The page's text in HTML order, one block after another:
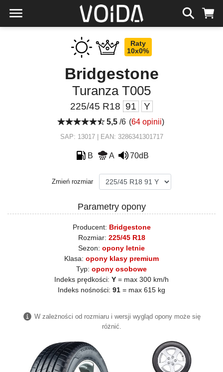
Raty
10x0%
Bridgestone
Turanza T005
225/45 R18 91 Y
5,5/6 (64 opinii)
SAP: 13017 | EAN: 3286341301717
B A 70dB
Zmień rozmiar
Parametry opony
Producent: Bridgestone
Rozmiar: 225/45 R18
Sezon: opony letnie
Klasa: opony klasy premium
Typ: opony osobowe
Indeks prędkości: Y = max 300 km/h
Indeks nośności: 91 = max 615 kg
W zależności od rozmiaru i wersji wygląd opony może się
różnić.